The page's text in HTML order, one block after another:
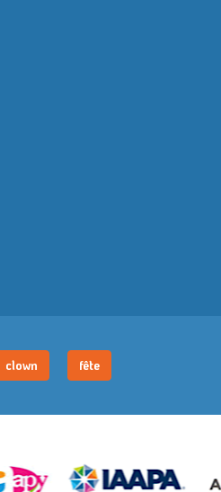
clown fête